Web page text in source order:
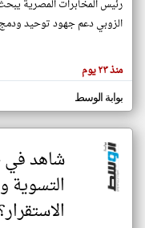
المقالات
هنا عن
وجهة
كاتبيها.
رئيس المخابرات المصرية
الزوبي دعم جهود توحيد
منذ ٢٣ يوم
بوابة الوسط
شاهد في
التسوية